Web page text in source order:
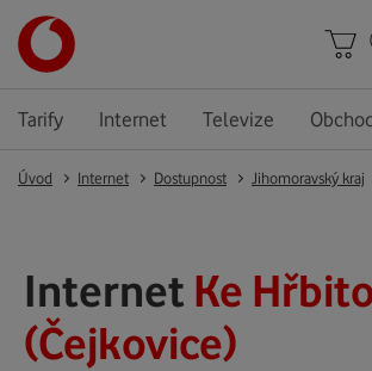
Tarify Internet Televize
Úvod Internet Dostupnost Jihomoravský kraj
Internet Ke
(Čejkovice)